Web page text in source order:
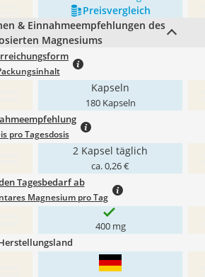
Preis­vergleich
& Einnahmeempfehlungen des
Magnesiums
Kapseln
180 Kapseln
pro Tagesdosis
2 Kapsel täglich
ca. 0,26 €
Tagesbedarf ab
Magnesium pro Tag
400 mg